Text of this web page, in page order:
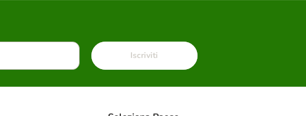
Iscriviti